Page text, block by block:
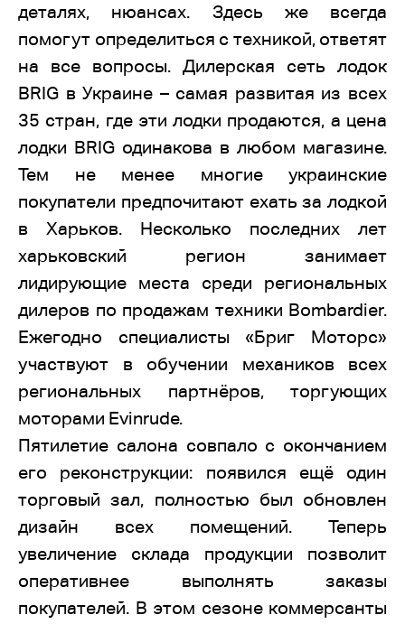
деталях, нюансах. Здесь же всегда
помогут определиться с техникой, ответят
на все вопросы. Дилерская сеть лодок
BRIG в Украине – самая развитая из всех
35 стран, где эти лодки продаются, а цена
лодки BRIG одинакова в любом магазине.
Тем не менее многие украинские
покупатели предпочитают ехать за лодкой
в Харьков. Несколько последних лет
харьковский регион занимает
лидирующие места среди региональных
дилеров по продажам техники Bombardier.
Ежегодно специалисты «Бриг Моторс»
участвуют в обучении механиков всех
региональных партнёров, торгующих
моторами Evinrude.
Пятилетие салона совпало с окончанием
его реконструкции: появился ещё один
торговый зал, полностью был обновлен
дизайн всех помещений. Теперь
увеличение склада продукции позволит
оперативнее выполнять заказы
покупателей. В этом сезоне коммерсанты